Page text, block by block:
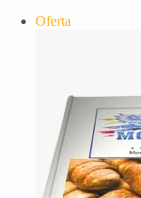
Oferta